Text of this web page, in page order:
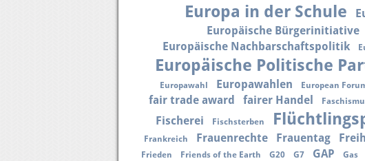
Europa in der Schule
Europäische Bürgerinitiative
Europäische Nachbarschaftspolitik
Europäische Politische
Europawahl
Europawahlen European
fair trade award
fairer Handel
Fischerei Fischsterben
Frankreich Frauenrechte Frauentag
Frieden Friends of the Earth G20 G7 GAP Gas